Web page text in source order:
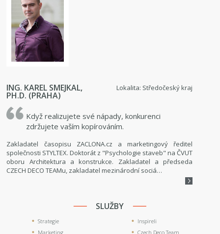
ING. KAREL SMEJKAL,
PH.D. (PRAHA)
Lokalita: Středočeský kraj
Když realizujete své nápady, konkurenci
zdržujete vaším kopírováním.
Zakladatel časopisu ZACLONA.cz a marketingový ředitel
společnosti STYLTEX. Doktorát z "Psychologie staveb" na ČVUT
oboru Architektura a konstrukce. Zakladatel a předseda
CZECH DECO TEAMu, zakladatel mezinárodní sociá…
SLUŽBY
Strategie
Marketing
Inspireli
Czech Deco Team